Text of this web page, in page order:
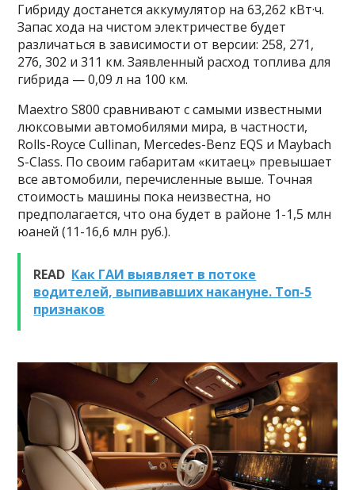
Гибриду достанется аккумулятор на 63,262 кВт·ч.
Запас хода на чистом электричестве будет
различаться в зависимости от версии: 258, 271,
276, 302 и 311 км. Заявленный расход топлива для
гибрида — 0,09 л на 100 км.
Maextro S800 сравнивают с самыми известными
люксовыми автомобилями мира, в частности,
Rolls-Royce Cullinan, Mercedes-Benz EQS и Maybach
S-Class. По своим габаритам «китаец» превышает
все автомобили, перечисленные выше. Точная
стоимость машины пока неизвестна, но
предполагается, что она будет в районе 1-1,5 млн
юаней (11-16,6 млн руб.).
READ Как ГАИ выявляет в потоке
водителей, выпивавших накануне. Топ-5
признаков